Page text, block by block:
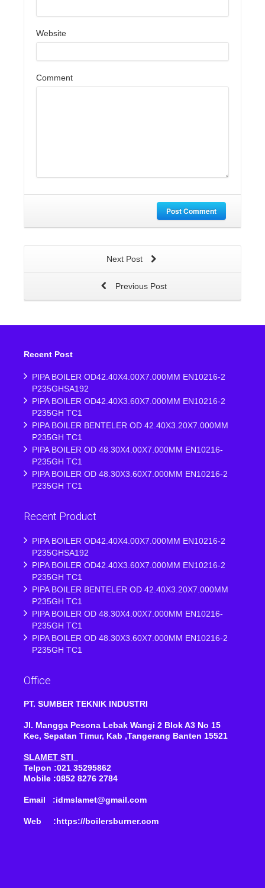
Website
Comment
Post Comment
Next Post
Previous Post
Recent Post
PIPA BOILER OD42.40X4.00X7.000MM EN10216-2
P235GHSA192
PIPA BOILER OD42.40X3.60X7.000MM EN10216-2
P235GH TC1
PIPA BOILER BENTELER OD 42.40X3.20X7.000MM
P235GH TC1
PIPA BOILER OD 48.30X4.00X7.000MM EN10216-
P235GH TC1
PIPA BOILER OD 48.30X3.60X7.000MM EN10216-2
P235GH TC1
Recent Product
PIPA BOILER OD42.40X4.00X7.000MM EN10216-2
P235GHSA192
PIPA BOILER OD42.40X3.60X7.000MM EN10216-2
P235GH TC1
PIPA BOILER BENTELER OD 42.40X3.20X7.000MM
P235GH TC1
PIPA BOILER OD 48.30X4.00X7.000MM EN10216-
P235GH TC1
PIPA BOILER OD 48.30X3.60X7.000MM EN10216-2
P235GH TC1
Office
PT. SUMBER TEKNIK INDUSTRI
Jl. Mangga Pesona Lebak Wangi 2 Blok A3 No 15
Kec, Sepatan Timur, Kab ,Tangerang Banten 15521
SLAMET STI
Telpon :021 35295862
Mobile :0852 8276 2784
Email :idmslamet@gmail.com
Web :https://boilersburner.com